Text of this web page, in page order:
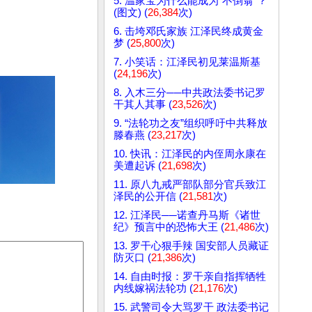
(图文) (26,384次)
6. 击垮邓氏家族 江泽民终成黄金
梦 (25,800次)
7. 小笑话：江泽民初见莱温斯基
(24,196次)
8. 入木三分──中共政法委书记罗
干其人其事 (23,526次)
9. “法轮功之友”组织呼吁中共释放
滕春燕 (23,217次)
10. 快讯：江泽民的内侄周永康在
美遭起诉 (21,698次)
11. 原八九戒严部队部分官兵致江
泽民的公开信 (21,581次)
12. 江泽民──诺查丹马斯《诸世
纪》预言中的恐怖大王 (21,486次)
13. 罗干心狠手辣 国安部人员藏证
防灭口 (21,386次)
14. 自由时报：罗干亲自指挥牺牲
内线嫁祸法轮功 (21,176次)
15. 武警司令大骂罗干 政法委书记